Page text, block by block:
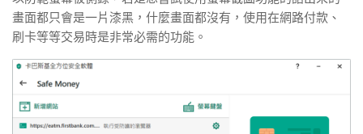
畫面都只會是一片漆黑，什麼畫面都沒有，使用在網路付款、
刷卡等等交易時是非常必需的功能。